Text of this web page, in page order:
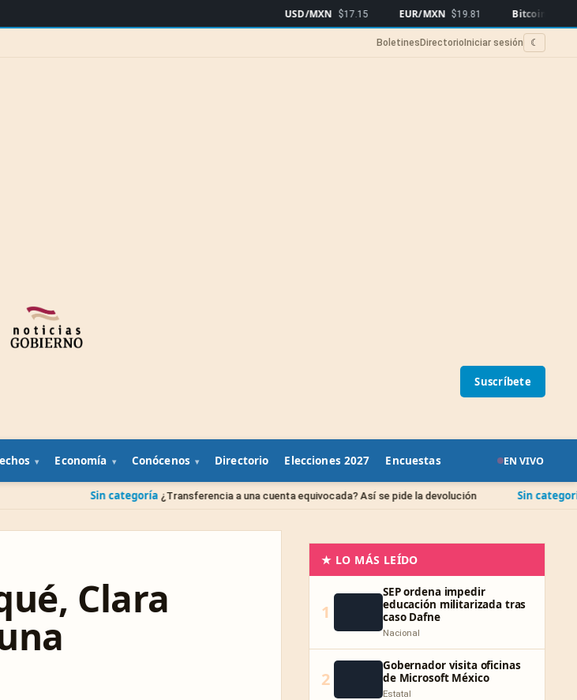
USD/MXN $17.15 EUR/MXN $19.81 Bitcoin $64,898
Boletines Directorio Iniciar sesión ☾
Suscríbete
Economía Conócenos Directorio Elecciones 2027 Encuestas EN VIVO
¿Transferencia a una cuenta equivocada? Así se pide la devolución Sin categoría IPAB: qué
Clara
★ LO MÁS LEÍDO
1
SEP ordena impedir
educación militarizada tras
caso Dafne
Nacional
2
Gobernador visita oficinas
de Microsoft México
Estatal